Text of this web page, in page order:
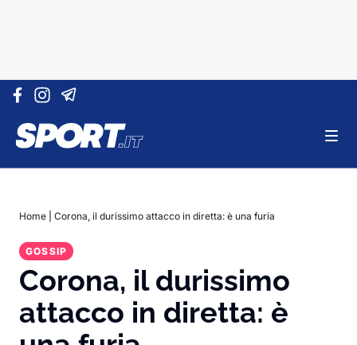
Vai al contenuto
Home Corona, il durissimo attacco in diretta: è una furia
GOSSIP
Corona, il durissimo
attacco in diretta: è